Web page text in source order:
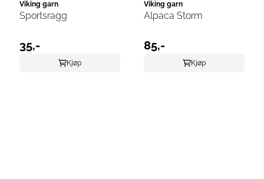
Viking garn
Sportsragg
35,-
Kjøp
Viking garn
Alpaca Storm
85,-
Kjøp